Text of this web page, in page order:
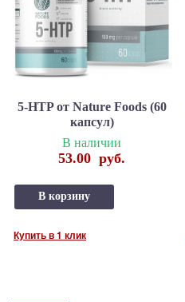
5-HTP от Nature Foods (60
капсул)
В наличии
53.00 руб.
В корзину
Купить в 1 клик